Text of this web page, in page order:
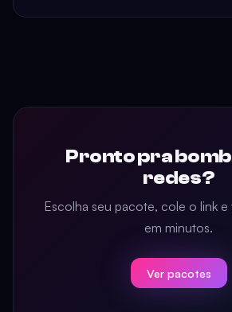
Pronto pra
redes?
Escolha seu pacote, cole o link e
em minutos.
Ver pacotes